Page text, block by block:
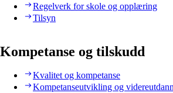
Regelverk for skole og opplæring
Tilsyn
Kompetanse og tilskudd
Kvalitet og kompetanse
Kompetanseutvikling og